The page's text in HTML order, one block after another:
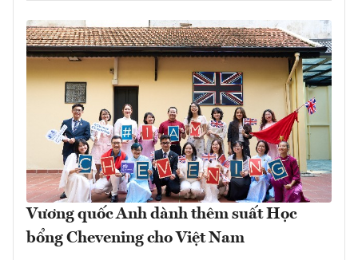
Vương quốc Anh dành thêm suất Học
bổng Chevening cho Việt Nam